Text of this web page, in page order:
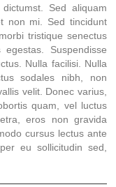
Sed aliquam
non mi. Sed tincidunt
tristique senectus
Suspendisse
Nulla facilisi. Nulla
sodales nibh, non
velit. Donec varius,
quam, vel luctus
eros non gravida
cursus lectus ante
eu sollicitudin sed,